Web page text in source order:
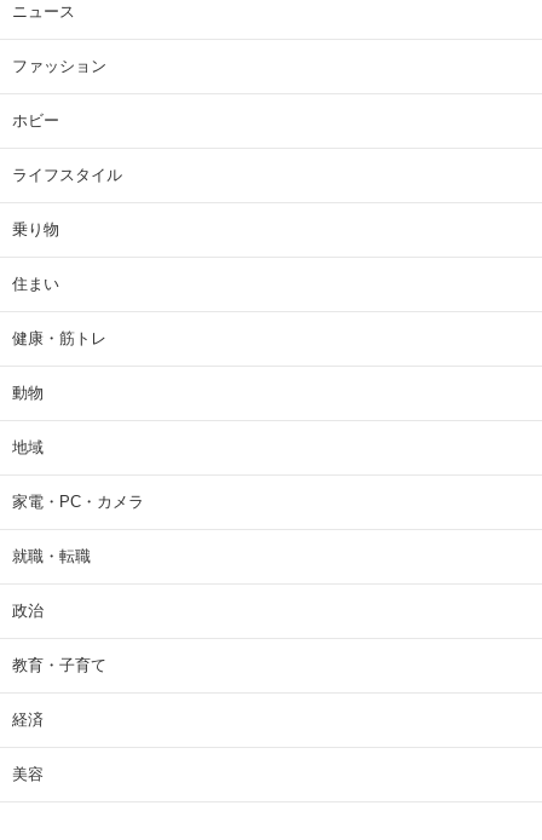
ニュース
ファッション
ホビー
ライフスタイル
乗り物
住まい
健康・筋トレ
動物
地域
家電・PC・カメラ
就職・転職
政治
教育・子育て
経済
美容